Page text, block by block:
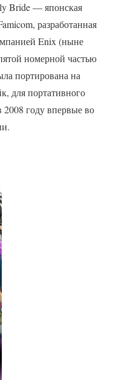
Bride — японская
разработанная
Enix (ныне
номерной частью
портирована на
для портативного
2008 году впервые во